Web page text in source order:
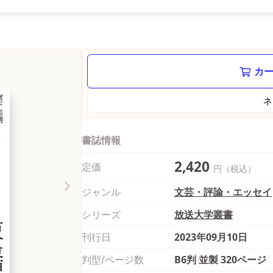
書誌情報
定価
2,420 円（税込）
ジャンル
文芸・評論・エッセイ
シリーズ
放送大学叢書
刊行日
2023年09月10日
判型/ページ数
B6判 並製 320ページ